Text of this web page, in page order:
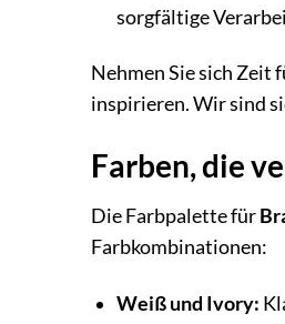
sorgfältige
Nehmen Sie sich Zeit
inspirieren. Wir sind
Farben, die
Die Farbpalette für
Farbkombinationen:
Weiß und Ivory: